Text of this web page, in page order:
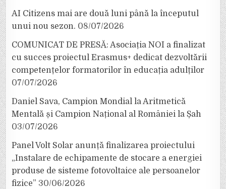
AI Citizens mai are două luni până la începutul
unui nou sezon. 08/07/2026
COMUNICAT DE PRESĂ: Asociația NOI a finalizat
cu succes proiectul Erasmus+ dedicat dezvoltării
competențelor formatorilor în educația adulților
07/07/2026
Daniel Sava, Campion Mondial la Aritmetică
Mentală și Campion Național al României la Șah
03/07/2026
Panel Volt Solar anunță finalizarea proiectului
„Instalare de echipamente de stocare a energiei
produse de sisteme fotovoltaice ale persoanelor
fizice” 30/06/2026